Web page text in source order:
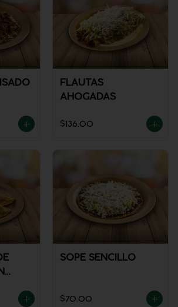
FLAUTAS
AHOGADAS
$136.00
SOPE SENCILLO
$70.00